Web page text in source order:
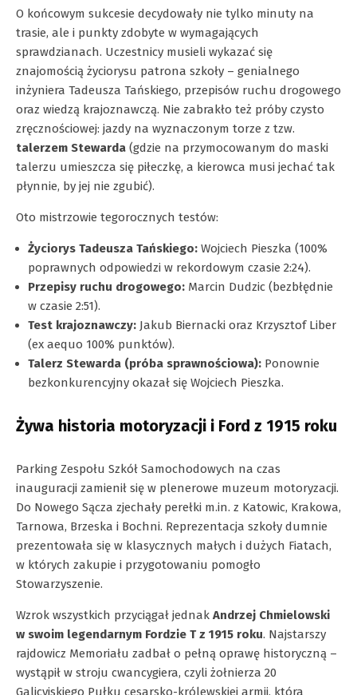
O końcowym sukcesie decydowały nie tylko minuty na
trasie, ale i punkty zdobyte w wymagających
sprawdzianach. Uczestnicy musieli wykazać się
znajomością życiorysu patrona szkoły – genialnego
inżyniera Tadeusza Tańskiego, przepisów ruchu drogowego
oraz wiedzą krajoznawczą. Nie zabrakło też próby czysto
zręcznościowej: jazdy na wyznaczonym torze z tzw.
talerzem Stewarda (gdzie na przymocowanym do maski
talerzu umieszcza się piłeczkę, a kierowca musi jechać tak
płynnie, by jej nie zgubić).
Oto mistrzowie tegorocznych testów:
Życiorys Tadeusza Tańskiego: Wojciech Pieszka (100%
poprawnych odpowiedzi w rekordowym czasie 2:24).
Przepisy ruchu drogowego: Marcin Dudzic (bezbłędnie
w czasie 2:51).
Test krajoznawczy: Jakub Biernacki oraz Krzysztof Liber
(ex aequo 100% punktów).
Talerz Stewarda (próba sprawnościowa): Ponownie
bezkonkurencyjny okazał się Wojciech Pieszka.
Żywa historia motoryzacji i Ford z 1915 roku
Parking Zespołu Szkół Samochodowych na czas
inauguracji zamienił się w plenerowe muzeum motoryzacji.
Do Nowego Sącza zjechały perełki m.in. z Katowic, Krakowa,
Tarnowa, Brzeska i Bochni. Reprezentacja szkoły dumnie
prezentowała się w klasycznych małych i dużych Fiatach,
w których zakupie i przygotowaniu pomogło
Stowarzyszenie.
Wzrok wszystkich przyciągał jednak Andrzej Chmielowski
w swoim legendarnym Fordzie T z 1915 roku. Najstarszy
rajdowicz Memoriału zadbał o pełną oprawę historyczną –
wystąpił w stroju cwancygiera, czyli żołnierza 20
Galicyjskiego Pułku cesarsko-królewskiej armii, która